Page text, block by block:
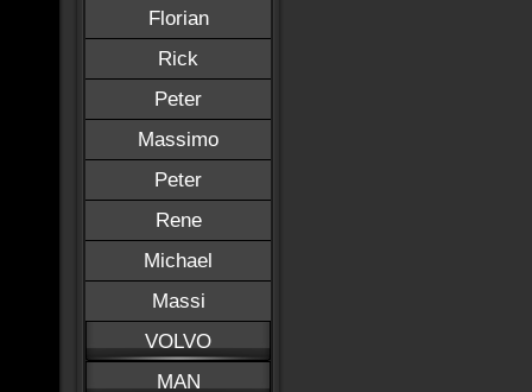
Florian
Rick
Peter
Massimo
Peter
Rene
Michael
Massi
VOLVO
MAN